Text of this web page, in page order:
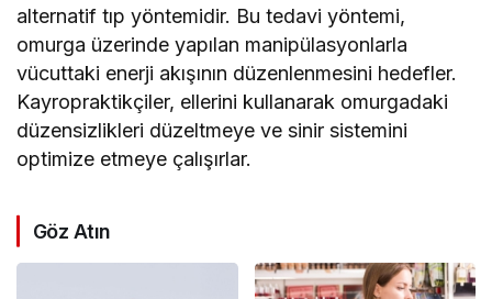
alternatif tıp yöntemidir. Bu tedavi yöntemi,
omurga üzerinde yapılan manipülasyonlarla
vücuttaki enerji akışının düzenlenmesini hedefler.
Kayropraktikçiler, ellerini kullanarak omurgadaki
düzensizlikleri düzeltmeye ve sinir sistemini
optimize etmeye çalışırlar.
Göz Atın